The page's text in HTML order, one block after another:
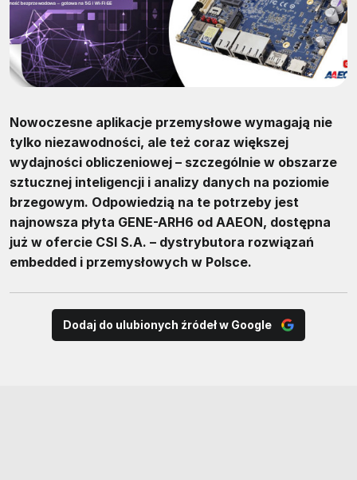
Nowoczesne aplikacje przemysłowe wymagają nie
tylko niezawodności, ale też coraz większej
wydajności obliczeniowej – szczególnie w obszarze
sztucznej inteligencji i analizy danych na poziomie
brzegowym. Odpowiedzią na te potrzeby jest
najnowsza płyta GENE-ARH6 od AAEON, dostępna
już w ofercie CSI S.A. – dystrybutora rozwiązań
embedded i przemysłowych w Polsce.
Dodaj do ulubionych źródeł w Google